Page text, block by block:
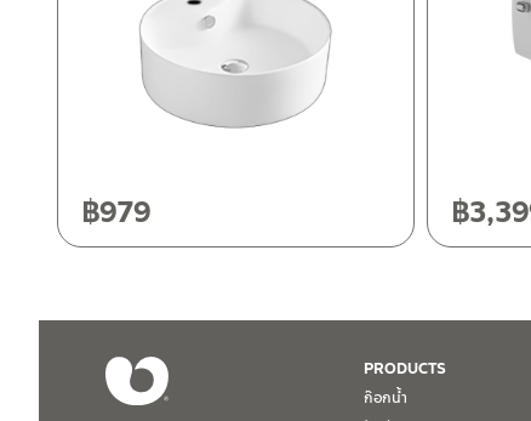
662/61-62 ถนน พระราม3 แขวงบางโพงพาง เขตยานนาวา กรุงเ
โทร: 02-358-0080 / 080-075-8668 / 091-545-0556
ศูนย์บริการและอะไหล่เชียงใหม่
โทร: 080-075-2626
วันเสาร์ เวลา 8:30-15:00 น.
ติดต่อ ชาญไพบูลย์ / Contact Us
฿979 ฿
PRODUCTS
ก๊อกน้ำ